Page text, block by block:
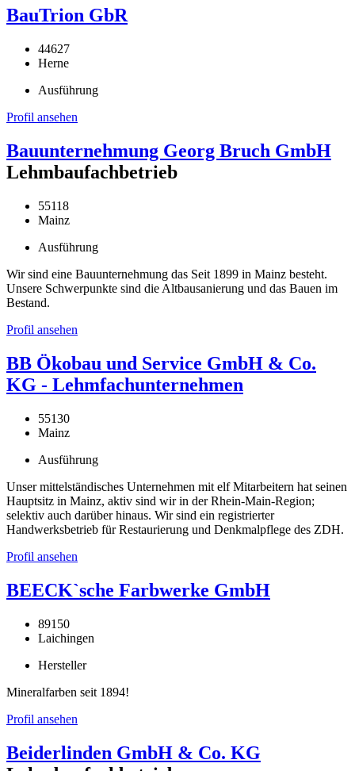
BauTrion GbR
44627
Herne
Ausführung
Profil ansehen
Bauunternehmung Georg Bruch GmbH
Lehmbaufachbetrieb
55118
Mainz
Ausführung
Wir sind eine Bauunternehmung das Seit 1899 in Mainz besteht.
Unsere Schwerpunkte sind die Altbausanierung und das Bauen im
Bestand.
Profil ansehen
BB Ökobau und Service GmbH & Co.
KG - Lehmfachunternehmen
55130
Mainz
Ausführung
Unser mittelständisches Unternehmen mit elf Mitarbeitern hat seinen
Hauptsitz in Mainz, aktiv sind wir in der Rhein-Main-Region;
selektiv auch darüber hinaus. Wir sind ein registrierter
Handwerksbetrieb für Restaurierung und Denkmalpflege des ZDH.
Profil ansehen
BEECK`sche Farbwerke GmbH
89150
Laichingen
Hersteller
Mineralfarben seit 1894!
Profil ansehen
Beiderlinden GmbH & Co. KG